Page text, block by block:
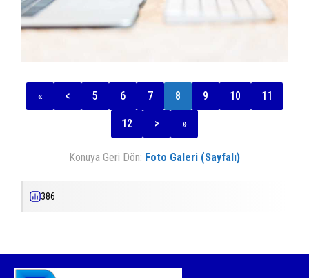
« < 5 6 7 8 9 10 11
12 > »
Konuya Geri Dön: Foto Galeri (Sayfalı)
386